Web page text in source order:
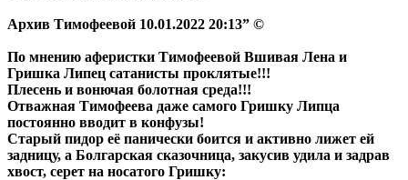
Архив Тимофеевой 10.01.2022 20:13” ©
По мнению аферистки Тимофеевой Вшивая Лена и
Гришка Липец сатанисты проклятые!!!
Плесень и вонючая болотная среда!!!
Отважная Тимофеева даже самого Гришку Липца
постоянно вводит в конфузы!
Старый пидор её панически боится и активно лижет ей
задницу, а Болгарская сказочница, закусив удила и задрав
хвост, серет на носатого Гришку: